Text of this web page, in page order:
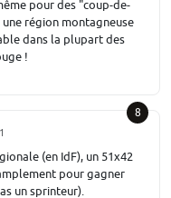
pour des "coup-de-
région montagneuse
dans la plupart des
!
8
(en IdF), un 51x42
pour gagner
un sprinteur).